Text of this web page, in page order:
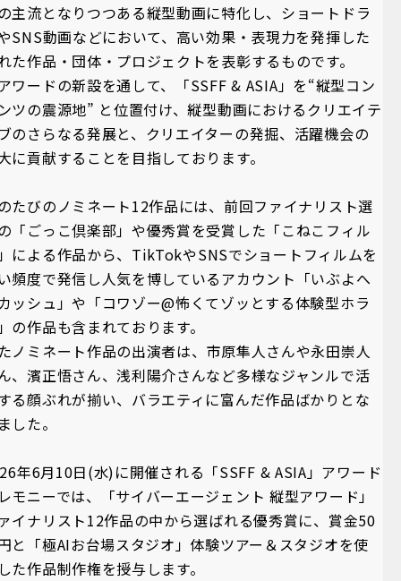
主流となりつつある縦型動画に特化し、ショートドラ
SNS動画などにおいて、高い効果・表現力を発揮した
た作品・団体・プロジェクトを表彰するものです。
ワードの新設を通して、「SSFF & ASIA」を“縦型コン
ツの震源地” と位置付け、縦型動画におけるクリエイテ
のさらなる発展と、クリエイターの発掘、活躍機会の
に貢献することを目指しております。
たびのノミネート12作品には、前回ファイナリスト選
「ごっこ倶楽部」や優秀賞を受賞した「こねこフィル
による作品から、TikTokやSNSでショートフィルムを
頻度で発信し人気を博しているアカウント「いぶよへ
ッシュ」や「コワゾー@怖くてゾッとする体験型ホラ
の作品も含まれております。
ノミネート作品の出演者は、市原隼人さんや永田崇人
、濱正悟さん、浅利陽介さんなど多様なジャンルで活
る顔ぶれが揃い、バラエティに富んだ作品ばかりとな
した。
年6月10日(水)に開催される「SSFF & ASIA」アワード
モニーでは、「サイバーエージェント 縦型アワード」
イナリスト12作品の中から選ばれる優秀賞に、賞金50
と「極AIお台場スタジオ」体験ツアー＆スタジオを使
た作品制作権を授与します。